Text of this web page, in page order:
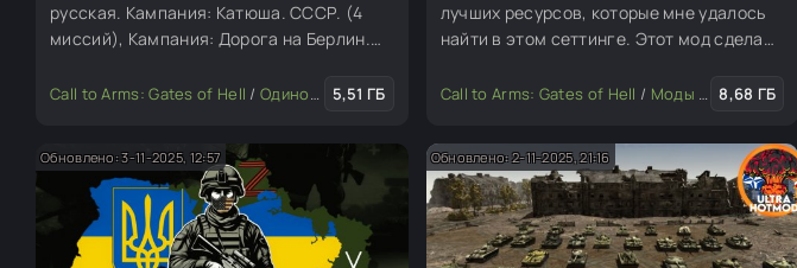
русская. Кампания: Катюша. СССР. (4
миссий), Кампания: Дорога на Берлин.
войны. СССР (13 миссий), Кампания:
Британию: Проект Америка (5 миссий).
Call to Arms: Gates of Hell /Одиночные миссии Глобальные моды/Совместные миссии
5,51 ГБ
лучших ресурсов, которые мне удалось
найти в этом сеттинге. Этот мод сделан
найти в прошлых играх и прошлых модах,
хотят создавать карты и миссии,
Call to Arms: Gates of Hell / Моды для редактора 8,68 ГБ
Обновлено: 3-11-2025, 12:57 Обновлено: 2-11-2025, 21:16